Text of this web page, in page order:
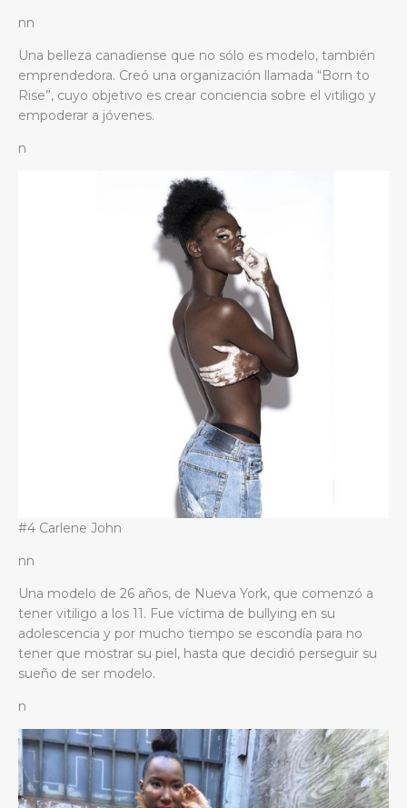
nn
Una belleza canadiense que no sólo es modelo, también
emprendedora. Creó una organización llamada “Born to
Rise”, cuyo objetivo es crear conciencia sobre el vitiligo y
empoderar a jóvenes.
n
#4 Carlene John
nn
Una modelo de 26 años, de Nueva York, que comenzó a
tener vitiligo a los 11. Fue víctima de bullying en su
adolescencia y por mucho tiempo se escondía para no
tener que mostrar su piel, hasta que decidió perseguir su
sueño de ser modelo.
n